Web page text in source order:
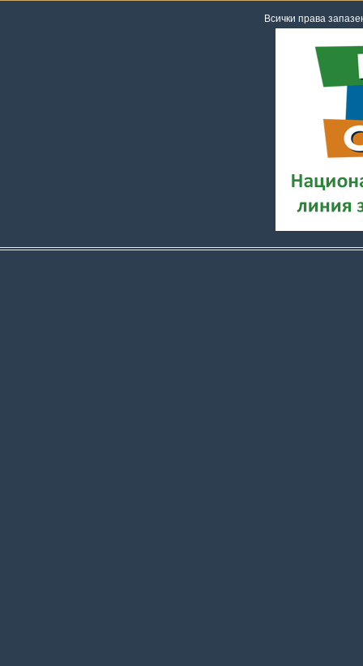
Всички права